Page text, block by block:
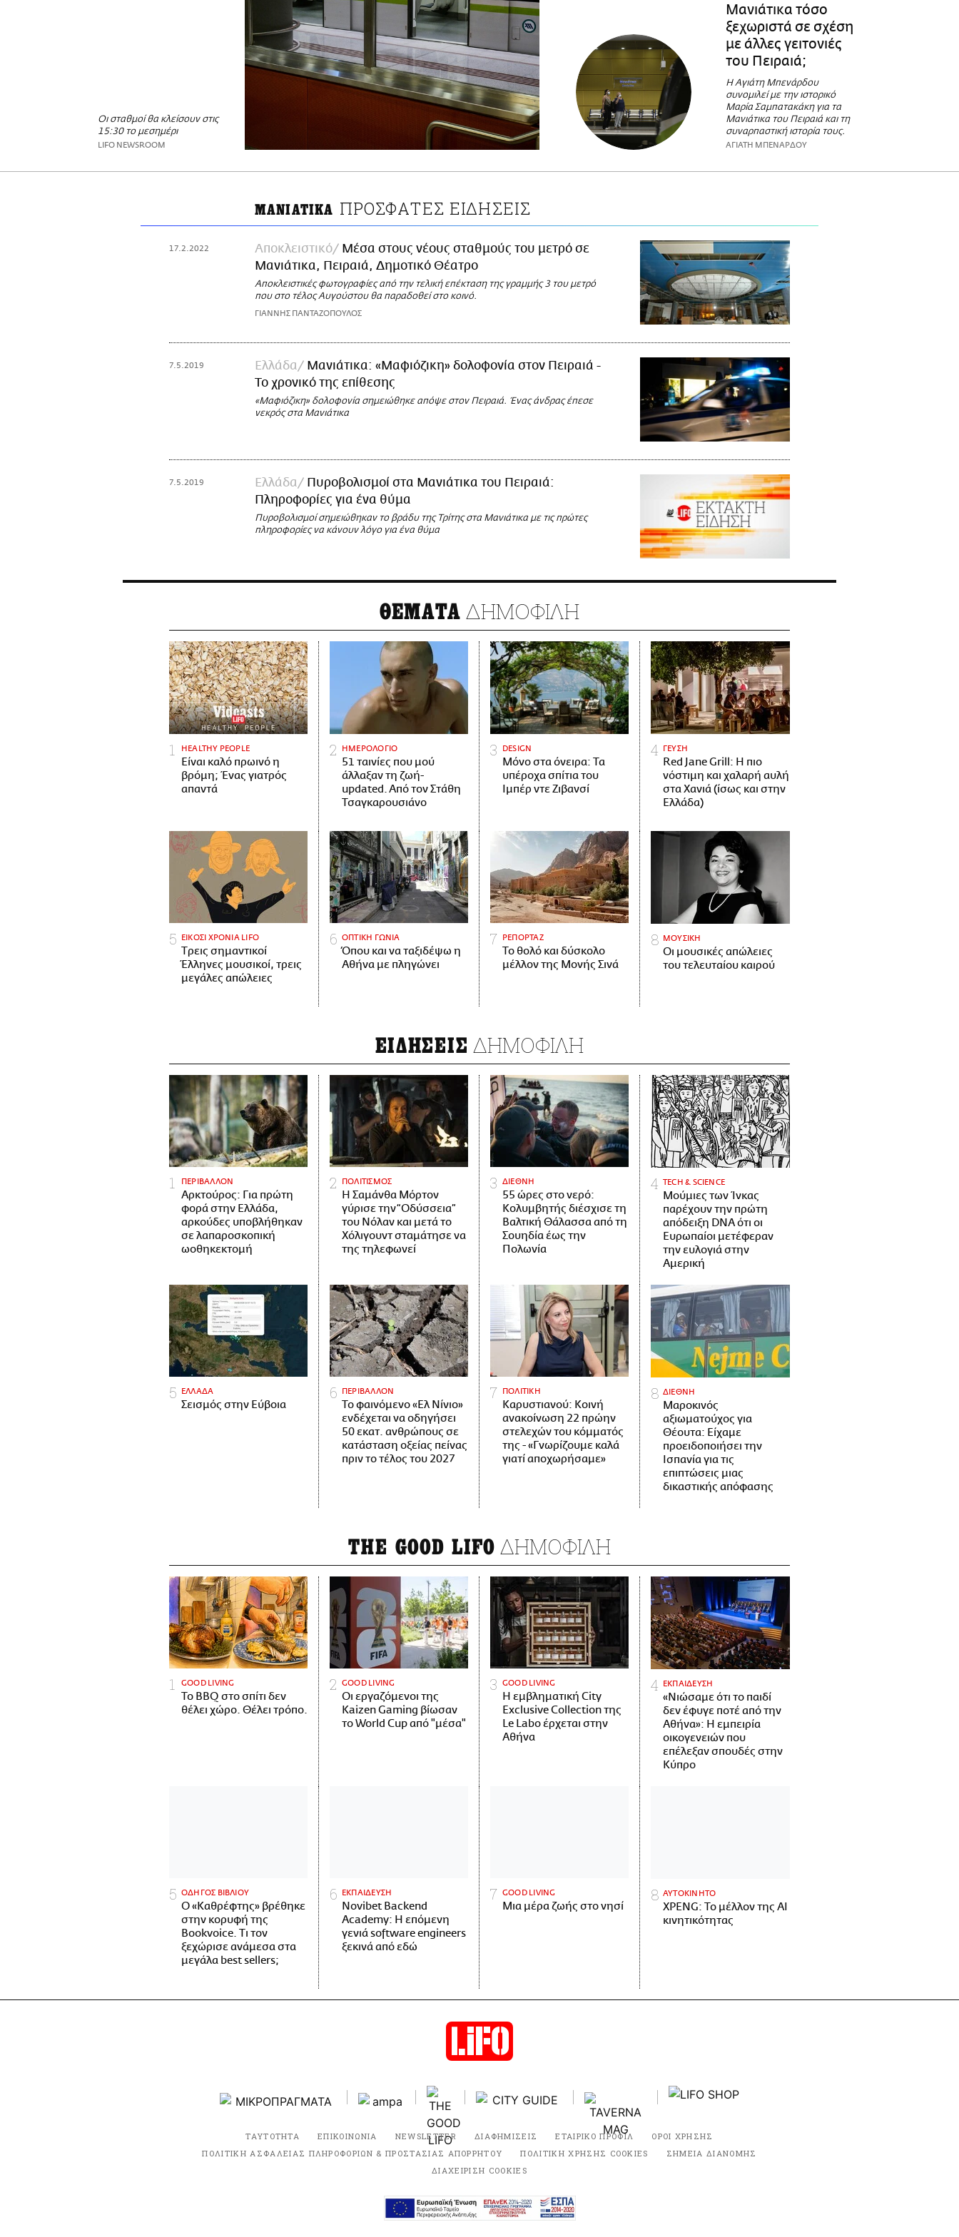
Οι σταθμοί θα κλείσουν στις
15:30 το μεσημέρι
LIFO NEWSROOM
Μανιάτικα τόσο
ξεχωριστά σε σχέση
με άλλες γειτονιές
του Πειραιά;
Η Αγιάτη Μπενάρδου
συνομιλεί με την ιστορικό
Μαρία Σαμπατακάκη για τα
Μανιάτικα του Πειραιά και τη
συναρπαστική ιστορία τους.
ΑΓΙΑΤΗ ΜΠΕΝΑΡΔΟΥ
ΜΑΝΙΑΤΙΚΑ ΠΡΟΣΦΑΤΕΣ ΕΙΔΗΣΕΙΣ
17.2.2022 Αποκλειστικό
Μέσα στους νέους σταθμούς του μετρό σε
Μανιάτικα, Πειραιά, Δημοτικό Θέατρο
Αποκλειστικές φωτογραφίες από την τελική επέκταση της γραμμής 3 του μετρό
που στο τέλος Αυγούστου θα παραδοθεί στο κοινό.
ΓΙΑΝΝΗΣ ΠΑΝΤΑΖΟΠΟΥΛΟΣ
7.5.2019 Ελλάδα
Μανιάτικα: «Μαφιόζικη» δολοφονία στον Πειραιά -
Το χρονικό της επίθεσης
«Μαφιόζικη» δολοφονία σημειώθηκε απόψε στον Πειραιά. Ένας άνδρας έπεσε
νεκρός στα Μανιάτικα
7.5.2019 Ελλάδα
Πυροβολισμοί στα Μανιάτικα του Πειραιά:
Πληροφορίες για ένα θύμα
Πυροβολισμοί σημειώθηκαν το βράδυ της Τρίτης στα Μανιάτικα με τις πρώτες
πληροφορίες να κάνουν λόγο για ένα θύμα
ΘΕΜΑΤΑ ΔΗΜΟΦΙΛΗ
HEALTHY PEOPLE
Είναι καλό πρωινό η
βρόμη; Ένας γιατρός
απαντά
ΗΜΕΡΟΛΟΓΙΟ
51 ταινίες που μού
άλλαξαν τη ζωή-
updated. Aπό τον Στάθη
Τσαγκαρουσιάνο
DESIGN
Μόνο στα όνειρα: Τα
υπέροχα σπίτια του
Ιμπέρ ντε Ζιβανσί
ΓΕΥΣΗ
Red Jane Grill: Η πιο
νόστιμη και χαλαρή αυλή
στα Χανιά (ίσως και στην
Ελλάδα)
ΕΙΚΟΣΙ ΧΡΟΝΙΑ LIFO
Tρεις σημαντικοί
Έλληνες μουσικοί, τρεις
μεγάλες απώλειες
ΟΠΤΙΚΗ ΓΩΝΙΑ
Όπου και να ταξιδέψω η
Αθήνα με πληγώνει
ΡΕΠΟΡΤΑΖ
Το θολό και δύσκολο
μέλλον της Μονής Σινά
ΜΟΥΣΙΚΗ
Οι μουσικές απώλειες
του τελευταίου καιρού
ΕΙΔΗΣΕΙΣ ΔΗΜΟΦΙΛΗ
ΠΕΡΙΒΑΛΛΟΝ
Αρκτούρος: Για πρώτη
φορά στην Ελλάδα,
αρκούδες υποβλήθηκαν
σε λαπαροσκοπική
ωοθηκεκτομή
ΠΟΛΙΤΙΣΜΟΣ
Η Σαμάνθα Μόρτον
γύρισε την “Οδύσσεια”
του Νόλαν και μετά το
Χόλιγουντ σταμάτησε να
της τηλεφωνεί
ΔΙΕΘΝΗ
55 ώρες στο νερό:
Κολυμβητής διέσχισε τη
Βαλτική Θάλασσα από τη
Σουηδία έως την
Πολωνία
ΤECH & SCIENCE
Μούμιες των Ίνκας
παρέχουν την πρώτη
απόδειξη DNA ότι οι
Ευρωπαίοι μετέφεραν
την ευλογιά στην
Αμερική
ΕΛΛΑΔΑ
Σεισμός στην Εύβοια
ΠΕΡΙΒΑΛΛΟΝ
Το φαινόμενο «Ελ Νίνιο»
ενδέχεται να οδηγήσει
50 εκατ. ανθρώπους σε
κατάσταση οξείας πείνας
πριν το τέλος του 2027
ΠΟΛΙΤΙΚΗ
Καρυστιανού: Κοινή
ανακοίνωση 22 πρώην
στελεχών του κόμματός
της - «Γνωρίζουμε καλά
γιατί αποχωρήσαμε»
ΔΙΕΘΝΗ
Μαροκινός
αξιωματούχος για
Θέουτα: Είχαμε
προειδοποιήσει την
Ισπανία για τις
επιπτώσεις μιας
δικαστικής απόφασης
THE GOOD LIFO ΔΗΜΟΦΙΛΗ
GOOD LIVING
Το BBQ στο σπίτι δεν
θέλει χώρο. Θέλει τρόπο.
GOOD LIVING
Οι εργαζόμενοι της
Kaizen Gaming βίωσαν
το World Cup από "μέσα"
GOOD LIVING
Η εμβληματική City
Exclusive Collection της
Le Labo έρχεται στην
Αθήνα
ΕΚΠΑΙΔΕΥΣΗ
«Νιώσαμε ότι το παιδί
δεν έφυγε ποτέ από την
Αθήνα»: Η εμπειρία
οικογενειών που
επέλεξαν σπουδές στην
Κύπρο
ΟΔΗΓΟΣ ΒΙΒΛΙΟΥ
Ο «Καθρέφτης» βρέθηκε
στην κορυφή της
Bookvoice. Τι τον
ξεχώρισε ανάμεσα στα
μεγάλα best sellers;
ΕΚΠΑΙΔΕΥΣΗ
Novibet Backend
Academy: Η επόμενη
γενιά software engineers
ξεκινά από εδώ
GOOD LIVING
Μια μέρα ζωής στο νησί
ΑΥΤΟΚΙΝΗΤΟ
XPENG: Το μέλλον της AI
κινητικότητας
ΤΑΥΤΟΤΗΤΑ ΕΠΙΚΟΙΝΩΝΙΑ NEWSLETTER ΔΙΑΦΗΜΙΣΕΙΣ ΕΤΑΙΡΙΚΟ ΠΡΟΦΙΛ
ΟΡΟΙ ΧΡΗΣΗΣ
ΠΟΛΙΤΙΚΗ ΑΣΦΑΛΕΙΑΣ ΠΛΗΡΟΦΟΡΙΩΝ & ΠΡΟΣΤΑΣΙΑΣ ΑΠΟΡΡΗΤΟΥ
ΠΟΛΙΤΙΚΗ ΧΡΗΣΗΣ COOKIES
ΣΗΜΕΙΑ ΔΙΑΝΟΜΗΣ
ΔΙΑΧΕΙΡΙΣΗ COOKIES